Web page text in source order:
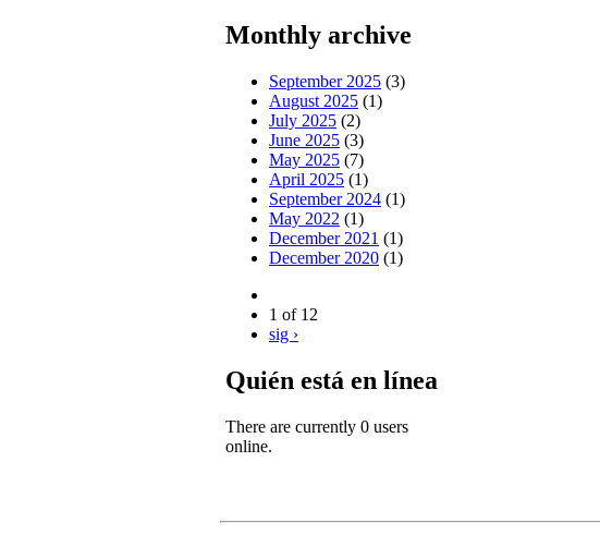
Monthly archive
September 2025 (3)
August 2025 (1)
July 2025 (2)
June 2025 (3)
May 2025 (7)
April 2025 (1)
September 2024 (1)
May 2022 (1)
December 2021 (1)
December 2020 (1)
1 of 12
sig ›
Quién está en línea
There are currently 0 users
online.